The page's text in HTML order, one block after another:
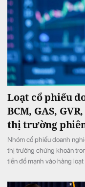
Loạt cổ phiếu
BCM, GAS,
thị trường
Nhóm cổ phiếu doanh
thị trường chứng khoán
tiền đổ mạnh vào hàng
trong sắc đỏ.